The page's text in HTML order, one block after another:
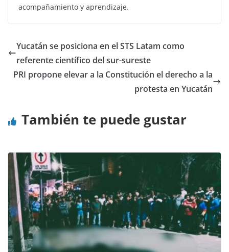
acompañamiento y aprendizaje.
Yucatán se posiciona en el STS Latam como
referente científico del sur-sureste
PRI propone elevar a la Constitución el derecho a la
protesta en Yucatán
También te puede gustar